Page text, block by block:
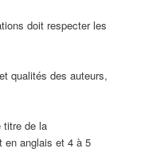
doit respecter les
qualités des auteurs,
titre de la
en anglais et 4 à 5